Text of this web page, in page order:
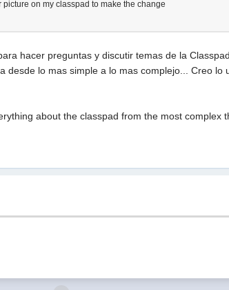
on my classpad to make the change
hacer preguntas y discutir temas de la Classpad
desde lo mas simple a lo mas complejo... Creo
about the classpad from the most complex